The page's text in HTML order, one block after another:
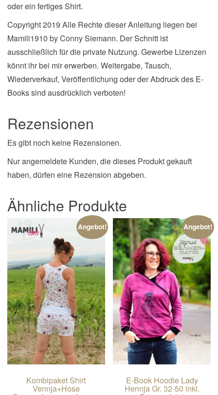
oder ein fertiges Shirt.
Copyright 2019 Alle Rechte dieser Anleitung liegen bei
Mamili1910 by Conny Siemann. Der Schnitt ist
ausschließlich für die private Nutzung. Gewerbe Lizenzen
könnt ihr bei mir erwerben. Weitergabe, Tausch,
Wiederverkauf, Veröffentlichung oder der Abdruck des E-
Books sind ausdrücklich verboten!
Rezensionen
Es gibt noch keine Rezensionen.
Nur angemeldete Kunden, die dieses Produkt gekauft
haben, dürfen eine Rezension abgeben.
Ähnliche Produkte
Angebot!
Kombipaket Shirt
Vennja+Hose
Angebot!
E-Book Hoodie Lady
Hennja Gr. 32-50 inkl.